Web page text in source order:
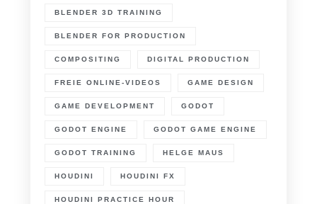
BLENDER 3D TRAINING
BLENDER FOR PRODUCTION
COMPOSITING DIGITAL PRODUCTION
FREIE ONLINE-VIDEOS GAME DESIGN
GAME DEVELOPMENT GODOT
GODOT ENGINE GODOT GAME ENGINE
GODOT TRAINING HELGE MAUS
HOUDINI HOUDINI FX
HOUDINI PRACTICE HOUR